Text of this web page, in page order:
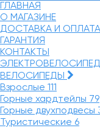
ГЛАВНАЯ
О МАГАЗИНЕ
ДОСТАВКА И ОПЛАТА
ГАРАНТИЯ
КОНТАКТЫ
ВЕЛОСИПЕДЫ
Взрослые 111
Горные хардтейлы 79
Горные двухподвесы
Туристические 6